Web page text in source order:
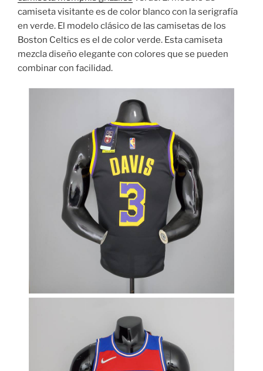
camiseta visitante es de color blanco con la serigrafía
en verde. El modelo clásico de las camisetas de los
Boston Celtics es el de color verde. Esta camiseta
mezcla diseño elegante con colores que se pueden
combinar con facilidad.